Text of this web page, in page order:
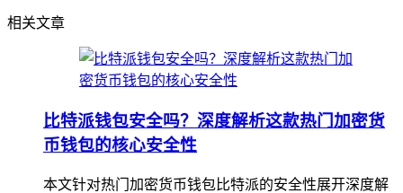
相关文章
比特派钱包安全吗？深度解析这款热门加密货
币钱包的核心安全性
本文针对热门加密货币钱包比特派的安全性展开深度解